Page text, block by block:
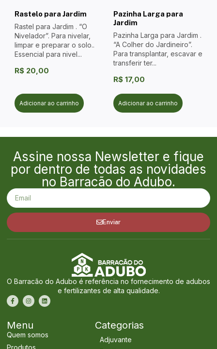
Rastelo para Jardim
Rastel para Jardim . “O
Nivelador”. Para nivelar,
limpar e preparar o solo..
Essencial para nivel...
R$ 20,00
Adicionar ao carrinho
Pazinha Larga para
Jardim
Pazinha Larga para Jardim .
“A Colher do Jardineiro”.
Para transplantar, escavar e
transferir ter...
R$ 17,00
Adicionar ao carrinho
Assine nossa Newsletter e fique
por dentro de todas as novidades
no Barracão do Adubo.
Enviar
O Barracão do Adubo é referência no fornecimento de adubos
e fertilizantes de alta qualidade.
Menu
Quem somos
Produtos
Categorias
Adjuvante